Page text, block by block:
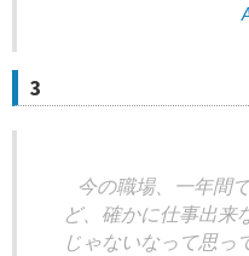
3
今の職場、一年間
ど、確かに仕事出来
じゃないなって思っ